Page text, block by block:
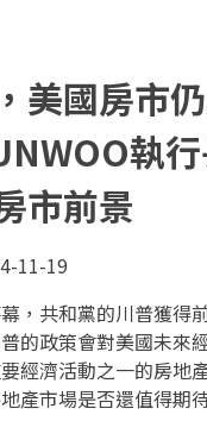
美國房市
執
市前景
11-19
，共和黨的川普獲得
的政策會對美國未來
經濟活動之一的房地
產市場是否還值得期